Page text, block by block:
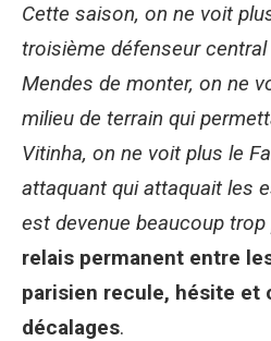
Cette saison, on ne voit
troisième défenseur
Mendes de monter, on ne
milieu de terrain qui
Vitinha, on ne voit plus le
attaquant qui attaquait les
est devenue beaucoup trop
relais permanent entre
parisien recule, hésite et
décalages.